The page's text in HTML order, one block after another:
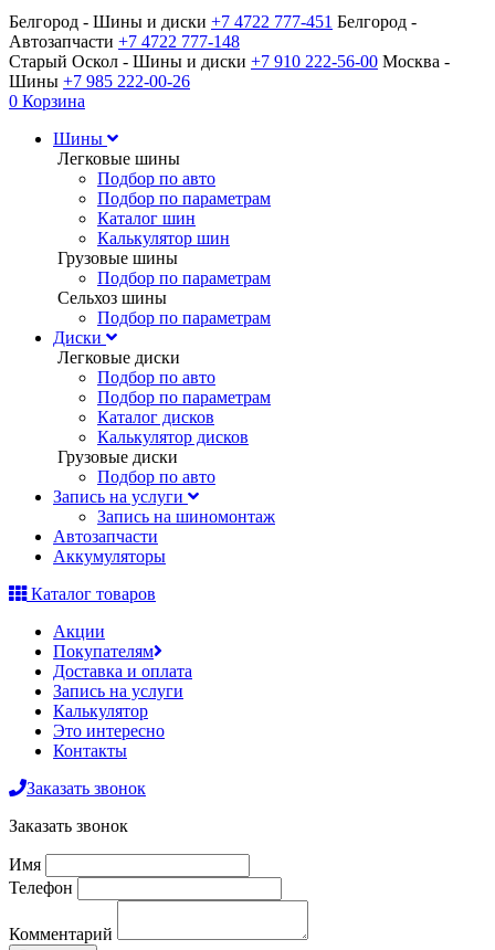
Белгород - Шины и диски +7 4722 777-451 Белгород -
Автозапчасти +7 4722 777-148
Старый Оскол - Шины и диски +7 910 222-56-00 Москва -
Шины +7 985 222-00-26
0 Корзина
Шины
Легковые шины
Подбор по авто
Подбор по параметрам
Каталог шин
Калькулятор шин
Грузовые шины
Подбор по параметрам
Сельхоз шины
Подбор по параметрам
Диски
Легковые диски
Подбор по авто
Подбор по параметрам
Каталог дисков
Калькулятор дисков
Грузовые диски
Подбор по авто
Запись на услуги
Запись на шиномонтаж
Автозапчасти
Аккумуляторы
Каталог товаров
Акции
Покупателям
Доставка и оплата
Запись на услуги
Калькулятор
Это интересно
Контакты
Заказать звонок
Заказать звонок
Имя
Телефон
Комментарий